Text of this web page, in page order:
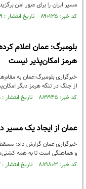
مسیر ایران را برای عبور امن
کد خبر: ۸۹۰۱۳۵ تاریخ انتشار : ۱۴۰۵/۰۴/۰۹
بلومبرگ: عمان اعلام
هرمز امکان‌پذیر نیست
خبرگزاری بلومبرگ:عمان به
از جنگ در تنگه هرمز دیگر
کد خبر: ۸۸۹۹۴۵ تاریخ انتشار : ۱۴۰۵/۰۴/۰۵
عمان از ایجاد یک مسیر
و هماهنگی است تا به همه
کد خبر: ۸۸۹۸۰۳ تاریخ انتشار : ۱۴۰۵/۰۴/۰۳